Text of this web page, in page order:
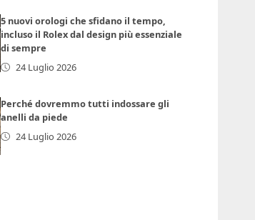
5 nuovi orologi che sfidano il tempo,
incluso il Rolex dal design più essenziale
di sempre
24 Luglio 2026
Perché dovremmo tutti indossare gli
anelli da piede
24 Luglio 2026